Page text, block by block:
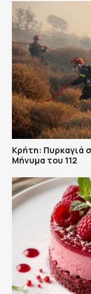
Κρήτη: Πυρκαγιά
Μήνυμα του 112